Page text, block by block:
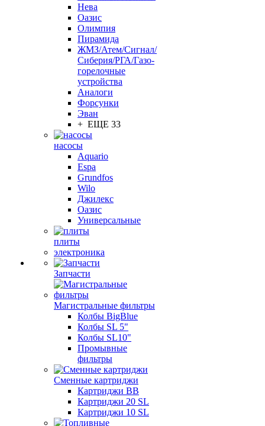
Нева
Оазис
Олимпия
Пирамида
ЖМЗ/Атем/Сигнал/
Сиберия/РГА/Газо-
горелочные
устройства
Aналоги
Форсунки
Эван
+ ЕЩЕ 33
насосы
Aquario
Espa
Grundfos
Wilo
Джилекс
Оазис
Универсальные
плиты
электроника
Запчасти
Магистральные фильтры
Колбы BigBlue
Колбы SL 5"
Колбы SL10"
Промывные
фильтры
Сменные картриджи
Картриджи BB
Картриджи 20 SL
Картриджи 10 SL